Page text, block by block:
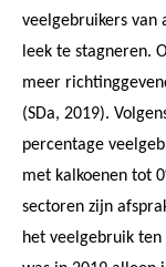
veelgebruikers van
leek te stagneren.
meer
(SDa, 2019).
percentage
met kalkoenen tot
sectoren zijn
het veelgebruik